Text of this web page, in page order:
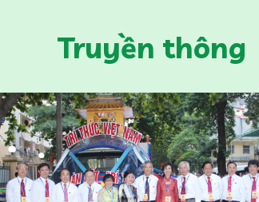
Truyền thông